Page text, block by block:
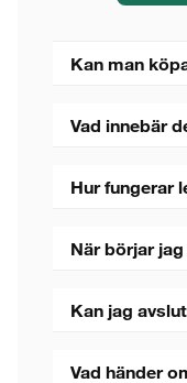
Kan man
Vad innebär
Hur fungerar
När börjar
Kan jag
Vad händer